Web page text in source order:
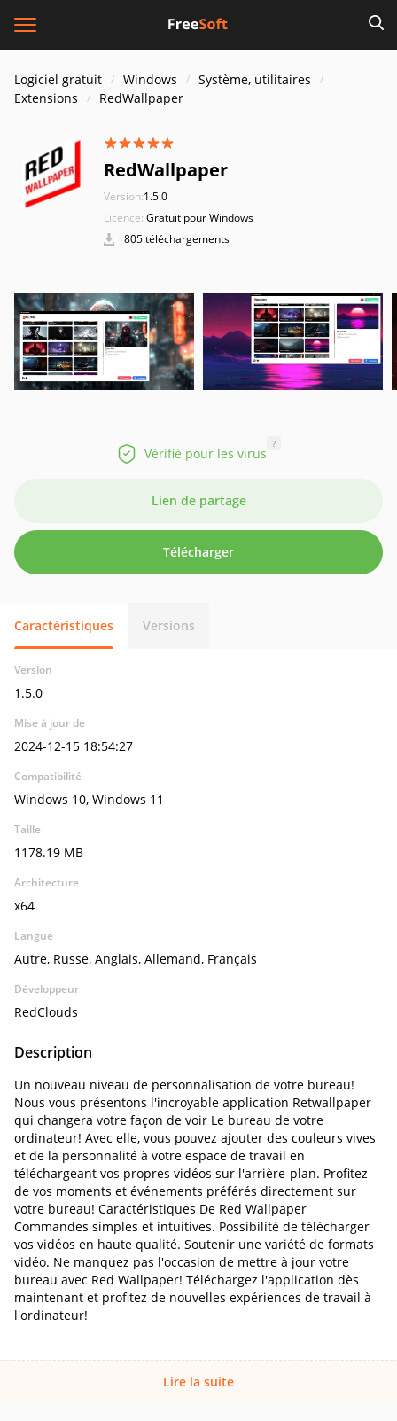
Logiciel gratuit Windows
Système, utilitaires
Extensions
RedWallpaper
RedWallpaper
Version:1.5.0
Licence: Gratuit pour Windows
805 téléchargements
Vérifié pour les virus
?
Lien de partage
Télécharger
Caractéristiques Versions
Version
1.5.0
Mise à jour de
2024-12-15 18:54:27
Compatibilité
Windows 10, Windows 11
Taille
1178.19 MB
Architecture
x64
Langue
Autre, Russe, Anglais, Allemand, Français
Développeur
RedClouds
Description
Un nouveau niveau de personnalisation de votre bureau!
Nous vous présentons l'incroyable application Retwallpaper
qui changera votre façon de voir Le bureau de votre
ordinateur! Avec elle, vous pouvez ajouter des couleurs vives
et de la personnalité à votre espace de travail en
téléchargeant vos propres vidéos sur l'arrière-plan. Profitez
de vos moments et événements préférés directement sur
votre bureau! Caractéristiques De Red Wallpaper
Commandes simples et intuitives. Possibilité de télécharger
vos vidéos en haute qualité. Soutenir une variété de formats
vidéo. Ne manquez pas l'occasion de mettre à jour votre
bureau avec Red Wallpaper! Téléchargez l'application dès
maintenant et profitez de nouvelles expériences de travail à
l'ordinateur!
Lire la suite